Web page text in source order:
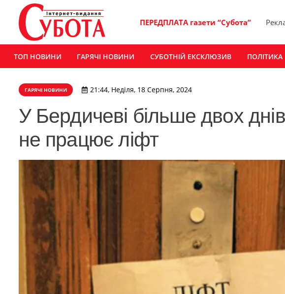
ПЕРЕДПЛАТА газети “Субота”
ТОП НОВИНИ ГАРЯЧІ НОВИНИ СУБОТНІЙ ЕКСКЛЮЗИВ ПОЛІТИКА
ГАРЯЧІ НОВИНИ 21:44, Неділя, 18 Серпня, 2024
У Бердичеві більше двох
не працює ліфт